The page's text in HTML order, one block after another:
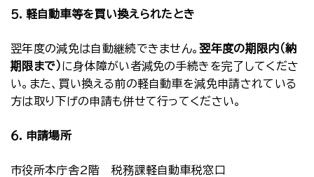
５．軽自動車等を買い換えられたとき
翌年度の減免は自動継続できません。翌年度の期限内（納
期限まで）に身体障がい者減免の手続きを完了してくださ
い。また、買い換える前の軽自動車を減免申請されている
方は取り下げの申請も併せて行ってください。
６．申請場所
市役所本庁舎2階 税務課軽自動車税窓口